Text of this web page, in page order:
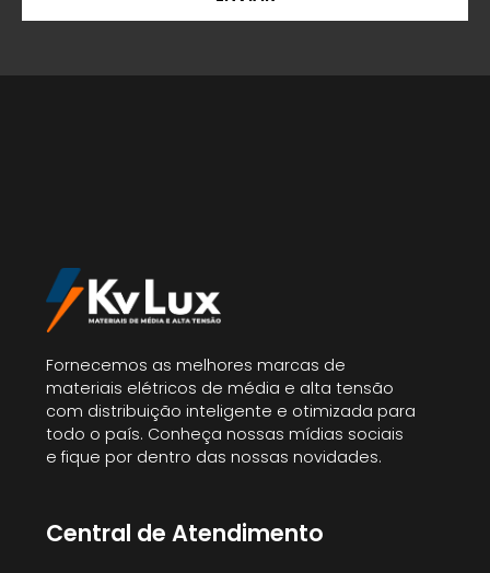
Fornecemos as melhores marcas de
materiais elétricos de média e alta tensão
com distribuição inteligente e otimizada para
todo o país. Conheça nossas mídias sociais
e fique por dentro das nossas novidades.
Central de Atendimento